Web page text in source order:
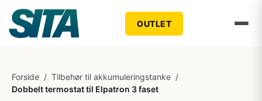
OUTLET
Forside / Tilbehør til akkumuleringstanke /
Dobbelt termostat til Elpatron 3 faset